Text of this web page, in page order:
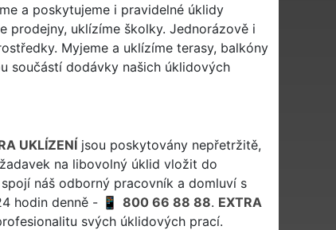
a poskytujeme i pravidelné úklidy
prodejny, uklízíme školky. Jednorázově i
Myjeme a uklízíme terasy, balkóny
součástí dodávky našich úklidových
UKLÍZENÍjsou poskytovány nepřetržitě,
na libovolný úklid vložit do
náš odborný pracovník a domluví s
hodin denně -
800 66 88 88. EXTRA
svých úklidových prací.